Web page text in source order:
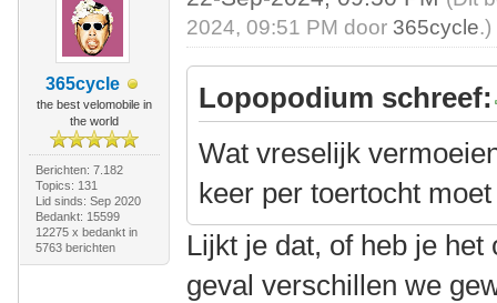
365cycle
the best velomobile in
the world
Berichten: 7.182
Topics: 131
Lid sinds: Sep 2020
Bedankt: 15599
12275 x bedankt in
5763 berichten
2024, 09:51 PM door 365cycle.)
Lopopodium schreef:
Wat vreselijk
keer per toertocht
Lijkt je dat, of heb je
geval verschillen we